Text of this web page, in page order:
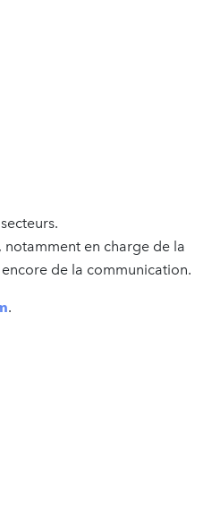
en charge de la
de la communication.
.